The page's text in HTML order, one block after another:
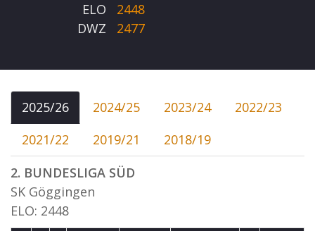
ELO
2448
DWZ
2477
2025/26 2024/25 2023/24
2022/23
2021/22
2019/21
2018/19
2. BUNDESLIGA SÜD
SK Göggingen
ELO: 2448